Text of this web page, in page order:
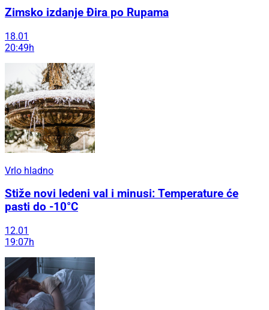
Zimsko izdanje Đira po Rupama
18.01
20:49h
Vrlo hladno
Stiže novi ledeni val i minusi: Temperature će
pasti do -10°C
12.01
19:07h